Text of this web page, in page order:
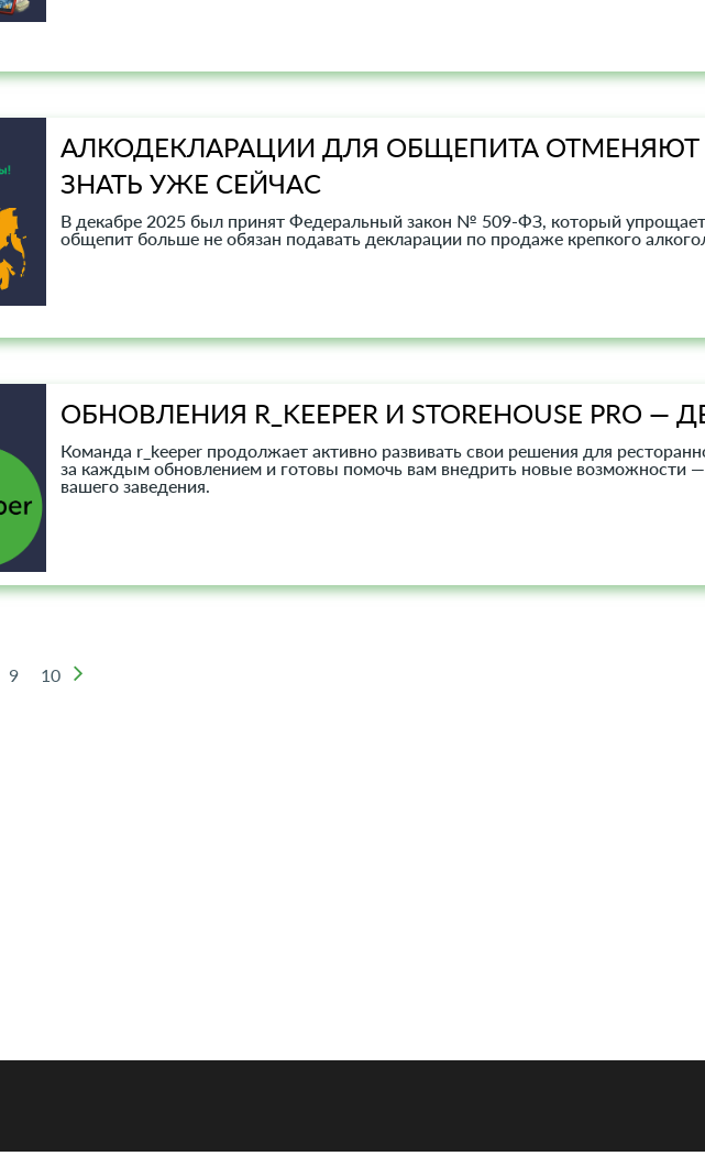
АЛКОДЕКЛАРАЦИИ ДЛЯ ОБЩЕПИТА ОТМЕНЯЮТ
ЗНАТЬ УЖЕ СЕЙЧАС
В декабре 2025 был принят Федеральный закон № 509‑ФЗ, который
общепит больше не обязан подавать декларации по продаже крепкого
ОБНОВЛЕНИЯ R_KEEPER И STOREHOUSE PRO —
Команда r_keeper продолжает активно развивать свои решения для
за каждым обновлением и готовы помочь вам внедрить новые возможности
вашего заведения.
9 10